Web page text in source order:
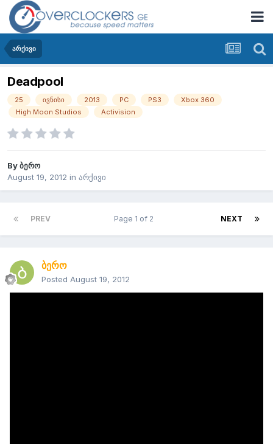
არქივი
Deadpool
25 ივნისი 2013 PC PS3
Xbox 360
High Moon Studios
Activision
Byბერო
August 19, 2012 in არქივი
PREV NEXT
Page 1 of 2
ბერო
Posted August 19, 2012